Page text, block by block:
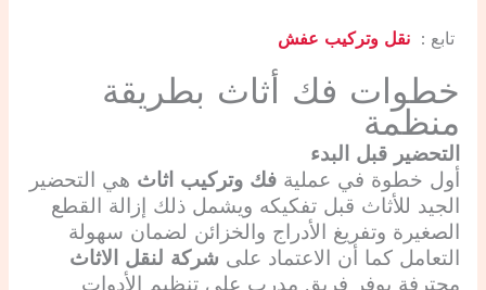
تابع : نقل وتركيب عفش
خطوات فك أثاث بطريقة
منظمة
التحضير قبل البدء
أول خطوة في عملية فك وتركيب اثاث هي التحضير
الجيد للأثاث قبل تفكيكه ويشمل ذلك إزالة القطع
الصغيرة وتفريغ الأدراج والخزائن لضمان سهولة
التعامل كما أن الاعتماد على شركة لنقل الاثاث
محترفة يوفر فريق مدرب على تنظيم الأدوات